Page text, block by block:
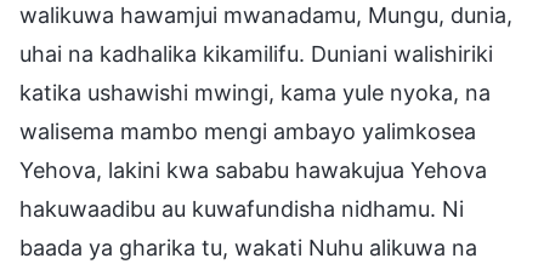
walikuwa hawamjui mwanadamu, Mungu, dunia,
uhai na kadhalika kikamilifu. Duniani walishiriki
katika ushawishi mwingi, kama yule nyoka, na
walisema mambo mengi ambayo yalimkosea
Yehova, lakini kwa sababu hawakujua Yehova
hakuwaadibu au kuwafundisha nidhamu. Ni
baada ya gharika tu, wakati Nuhu alikuwa na